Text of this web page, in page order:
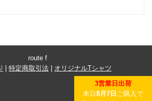
route f
特定商取引法
オリジナルTシャツ
3営業日出荷
本日 8月7日 ご購入で